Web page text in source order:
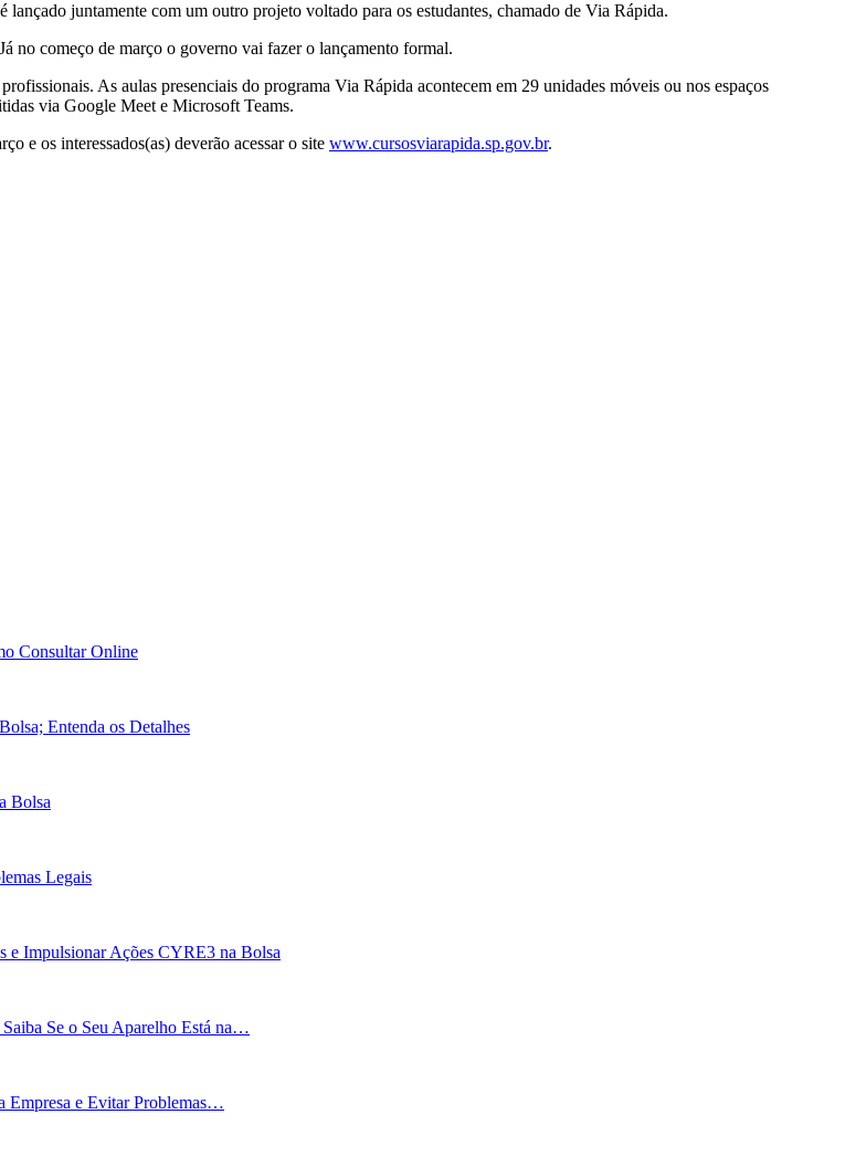
juntamente com um outro projeto voltado para os estudantes, chamado de Via Rápida.
no começo de março o governo vai fazer o lançamento formal.
As aulas presenciais do programa Via Rápida acontecem em 29 unidades móveis ou nos espaços
via Google Meet e Microsoft Teams.
e os interessados(as) deverão acessar o site www.cursosviarapida.sp.gov.br.
Consultar Online
Entenda os Detalhes
Bolsa
Legais
e Impulsionar Ações CYRE3 na Bolsa
Se o Seu Aparelho Está na…
Empresa e Evitar Problemas…